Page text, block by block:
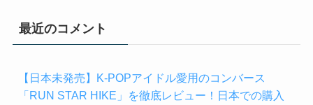
最近のコメント
【日本未発売】K-POPアイドル愛用のコンバース
「RUN STAR HIKE」を徹底レビュー！日本での購入